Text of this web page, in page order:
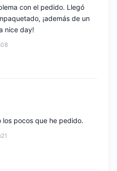
con el pedido. Llegó
¡además de un
nice day!
pocos que he pedido.